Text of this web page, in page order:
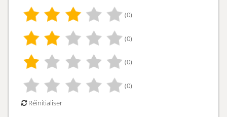
(0)
(0)
(0)
(0)
Réinitialiser